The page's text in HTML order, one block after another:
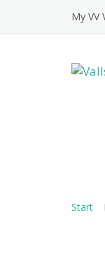
content
My VV
Start